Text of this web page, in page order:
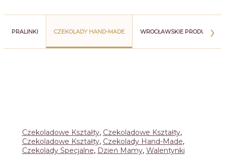
PRALINKI CZEKOLADY HAND-MADE WROCŁAWSKIE PRODUKTY
›
Czekoladowe Kształty, Czekoladowe Kształty,
Czekoladowe Kształty, Czekolady Hand-Made,
Czekolady Specjalne, Dzień Mamy, Walentynki